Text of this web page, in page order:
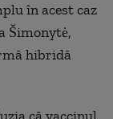
în acest caz
Šimonytė,
hibridă